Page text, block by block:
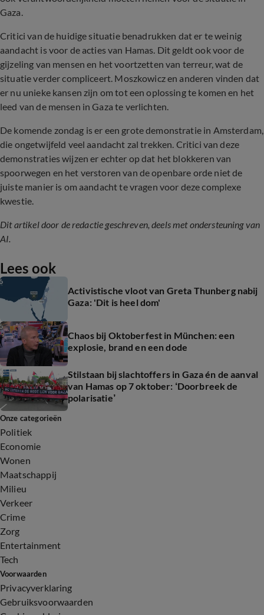
Gaza.
Critici van de huidige situatie benadrukken dat er te weinig
aandacht is voor de acties van Hamas. Dit geldt ook voor de
gijzeling van mensen en het voortzetten van terreur, wat de
situatie verder compliceert. Moszkowicz en anderen vinden dat
er nu unieke kansen zijn om tot een oplossing te komen en het
leed van de mensen in Gaza te verlichten.
De komende zondag is er een grote demonstratie in Amsterdam,
die ongetwijfeld veel aandacht zal trekken. Critici van deze
demonstraties wijzen er echter op dat het blokkeren van
spoorwegen en het verstoren van de openbare orde niet de
juiste manier is om aandacht te vragen voor deze complexe
kwestie.
Dit artikel door de redactie geschreven, deels met ondersteuning van
AI.
Lees ook
Activistische vloot van Greta Thunberg nabij
Gaza: 'Dit is heel dom'
Chaos bij Oktoberfest in München: een
explosie, brand en een dode
Stilstaan bij slachtoffers in Gaza én de aanval
van Hamas op 7 oktober: ‘Doorbreek de
polarisatie’
Onze categorieën
Politiek
Economie
Wonen
Maatschappij
Milieu
Verkeer
Crime
Zorg
Entertainment
Tech
Voorwaarden
Privacyverklaring
Gebruiksvoorwaarden